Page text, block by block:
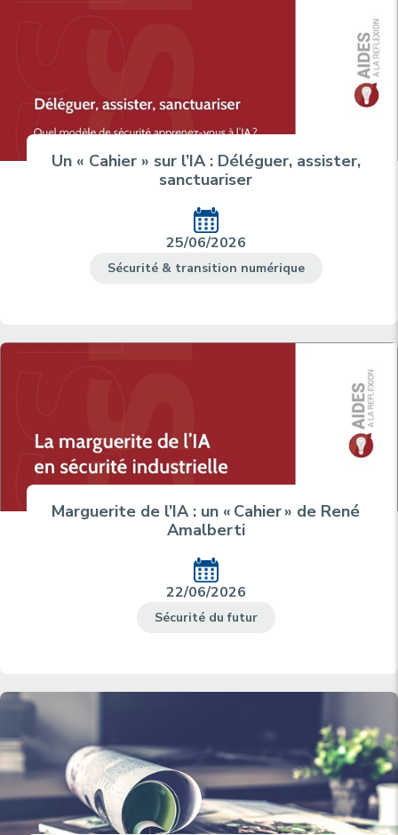
Un « Cahier » sur l’IA : Déléguer, assister,
sanctuariser
25/06/2026
Sécurité & transition numérique
Marguerite de l’IA : un « Cahier » de René
Amalberti
22/06/2026
Sécurité du futur